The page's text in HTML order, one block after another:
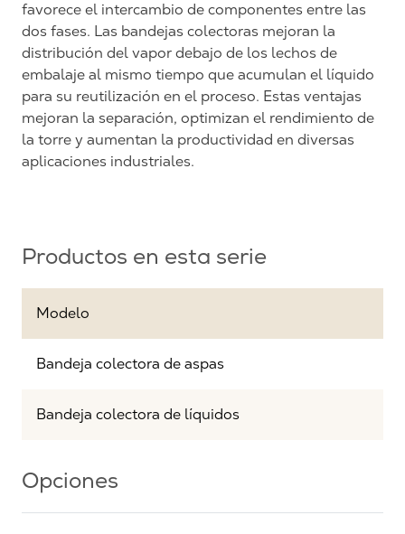
favorece el intercambio de componentes entre las
dos fases. Las bandejas colectoras mejoran la
distribución del vapor debajo de los lechos de
embalaje al mismo tiempo que acumulan el líquido
para su reutilización en el proceso. Estas ventajas
mejoran la separación, optimizan el rendimiento de
la torre y aumentan la productividad en diversas
aplicaciones industriales.
Productos en esta serie
Modelo
Bandeja colectora de aspas
Bandeja colectora de líquidos
Opciones